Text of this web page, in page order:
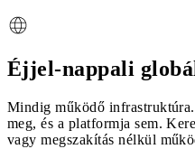
Éjjel-nappali
Mindig működő
meg, és a platformja sem.
vagy megszakítás nélkül